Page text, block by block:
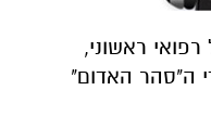
ראשוני,
ה"סהר האדום"